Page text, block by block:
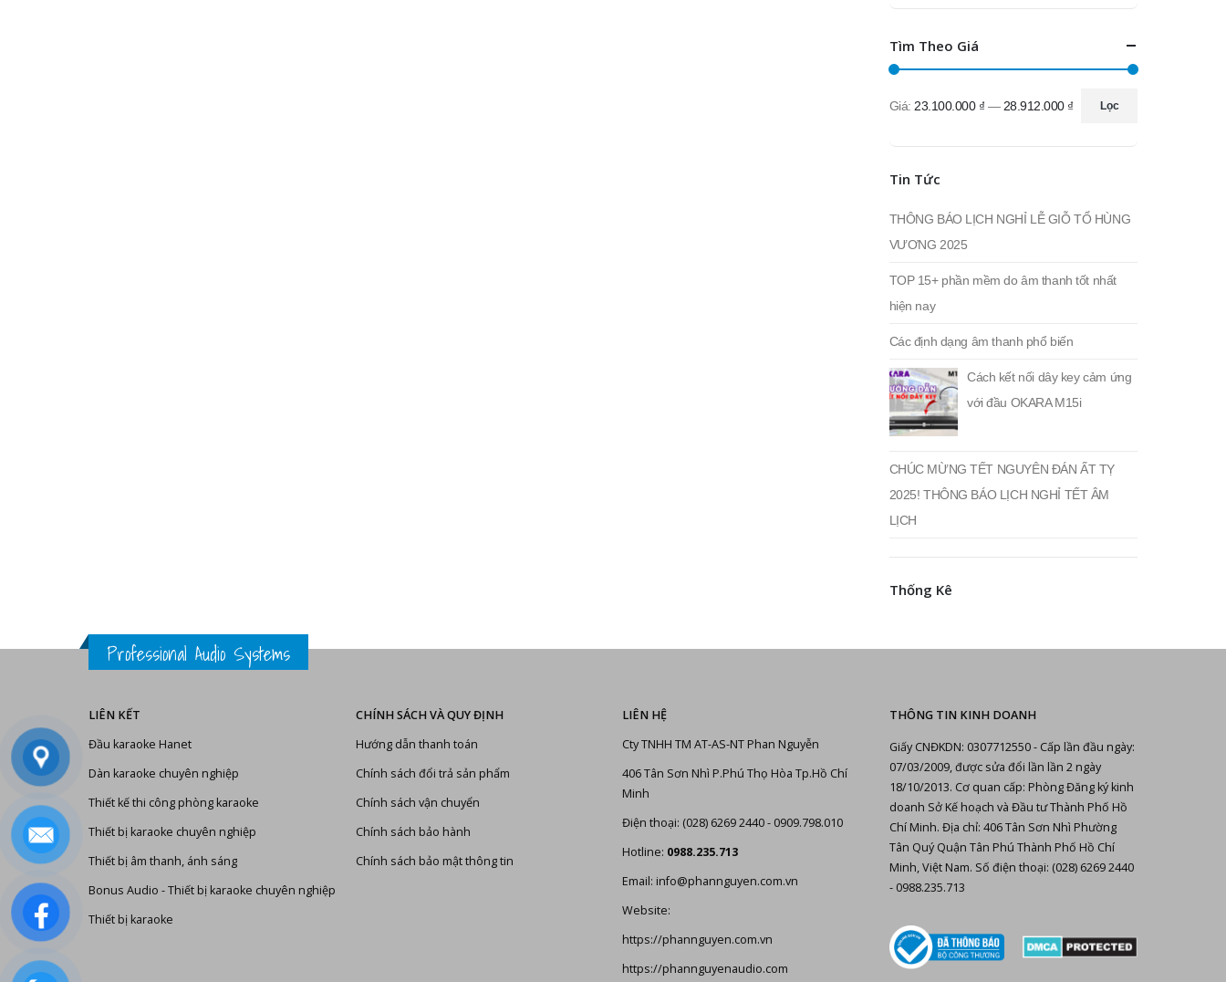
Tìm Theo Giá
thấp
cao
Lọc
Giá: 23.100.000 ₫ — 28.912.000 ₫
Tin Tức
THÔNG BÁO LỊCH NGHỈ LỄ GIỖ TỔ HÙNG
VƯƠNG 2025
TOP 15+ phần mềm do âm thanh tốt nhất
hiện nay
Các định dạng âm thanh phổ biến
Cách kết nối dây key cảm ứng
với đầu OKARA M15i
CHÚC MỪNG TẾT NGUYÊN ĐÁN ẤT TỴ
2025! THÔNG BÁO LỊCH NGHỈ TẾT ÂM
LỊCH
Thống Kê
Professional Audio Systems
LIÊN KẾT
Đầu karaoke Hanet
Dàn karaoke chuyên nghiệp
Thiết kế thi công phòng karaoke
Thiết bị karaoke chuyên nghiệp
Thiết bị âm thanh, ánh sáng
Bonus Audio -Thiết bị karaoke chuyên nghiệp
Thiết bị karaoke
CHÍNH SÁCH VÀ QUY ĐỊNH
Hướng dẫn thanh toán
Chính sách đổi trả sản phẩm
Chính sách vận chuyển
Chính sách bảo hành
Chính sách bảo mật thông tin
LIÊN HỆ
Cty TNHH TM AT-AS-NT Phan Nguyễn
406 Tân Sơn Nhì P.Phú Thọ Hòa Tp.Hồ Chí
Minh
Điện thoại: (028) 6269 2440 - 0909.798.010
Hotline: 0988.235.713
Email: info@phannguyen.com.vn
Website:
https://phannguyen.com.vn
https://phannguyenaudio.com
THÔNG TIN KINH DOANH
Giấy CNĐKDN: 0307712550 - Cấp lần đầu ngày:
07/03/2009, được sửa đổi lần lần 2 ngày
18/10/2013. Cơ quan cấp: Phòng Đăng ký kinh
doanh Sở Kế hoạch và Đầu tư Thành Phố Hồ
Chí Minh. Địa chỉ: 406 Tân Sơn Nhì Phường
Tân Quý Quận Tân Phú Thành Phố Hồ Chí
Minh, Việt Nam. Số điện thoại: (028) 6269 2440
- 0988.235.713